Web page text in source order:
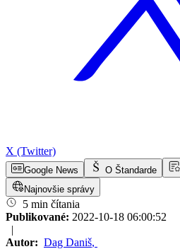
X (Twitter)
Google News O Štandarde
Najnovšie správy
5 min čítania
Publikované: 2022-10-18 06:00:52
|
Autor: Dag Daniš,